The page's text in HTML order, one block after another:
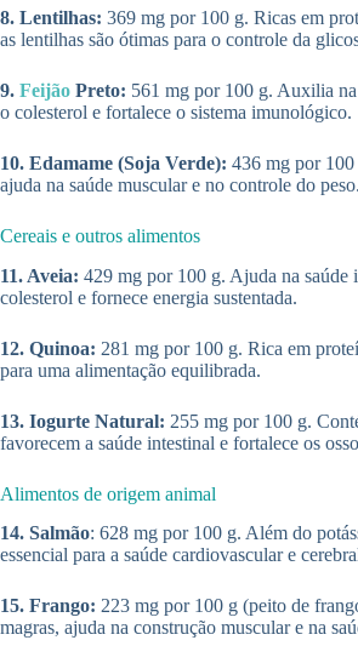
8. Lentilhas: 369 mg por 100 g. Ricas em
as lentilhas são ótimas para o controle da
9. Feijão Preto: 561 mg por 100 g. Auxilia
o colesterol e fortalece o sistema imunológico.
10. Edamame (Soja Verde): 436 mg por
ajuda na saúde muscular e no controle do peso.
Cereais e outros alimentos
11. Aveia: 429 mg por 100 g. Ajuda na saúde
colesterol e fornece energia sustentada.
12. Quinoa: 281 mg por 100 g. Rica em
para uma alimentação equilibrada.
13. Iogurte Natural: 255 mg por 100 g.
favorecem a saúde intestinal e fortalece os
Alimentos de origem animal
14. Salmão: 628 mg por 100 g. Além do
essencial para a saúde cardiovascular e
15. Frango: 223 mg por 100 g (peito de
magras, ajuda na construção muscular e na